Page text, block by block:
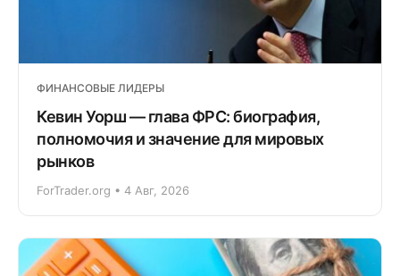
ФИНАНСОВЫЕ ЛИДЕРЫ
Кевин Уорш — глава ФРС: биография,
полномочия и значение для мировых
рынков
ForTrader.org • 4 Авг, 2026